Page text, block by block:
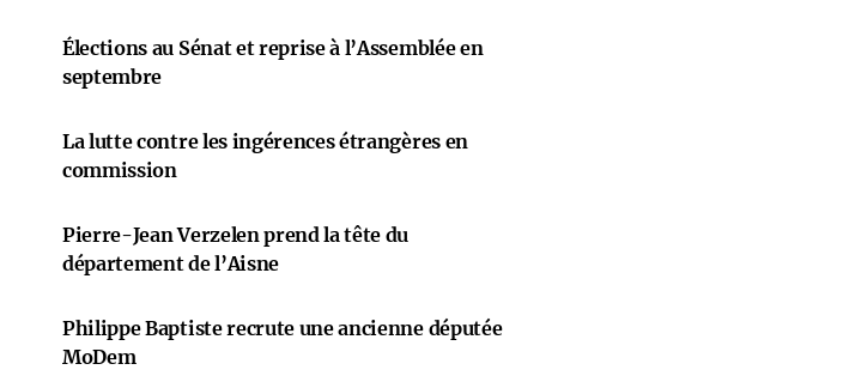
Élections au Sénat et reprise à l’Assemblée en
septembre
La lutte contre les ingérences étrangères en
commission
Pierre-Jean Verzelen prend la tête du
département de l’Aisne
Philippe Baptiste recrute une ancienne députée
MoDem